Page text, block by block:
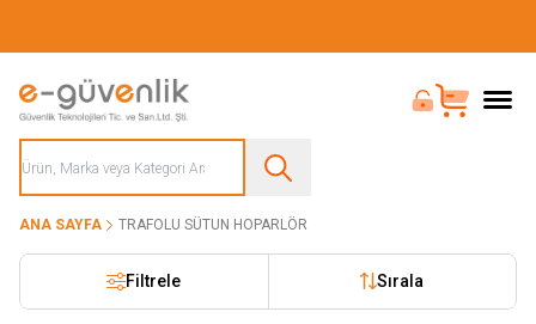
Bayi Girişi
Sepet
ANA SAYFA TRAFOLU SÜTUN HOPARLÖR
Filtrele Sırala